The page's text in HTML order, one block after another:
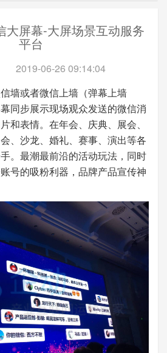
大屏幕-大屏场景互动服务
平台
2019-06-26 09:14:04
墙或者微信上墙（弹幕上墙
同步展示现场观众发送的微信消
和表情。在年会、庆典、展会、
、沙龙、婚礼、赛事、演出等各
。最潮最前沿的活动玩法，同时
号的吸粉利器，品牌产品宣传神